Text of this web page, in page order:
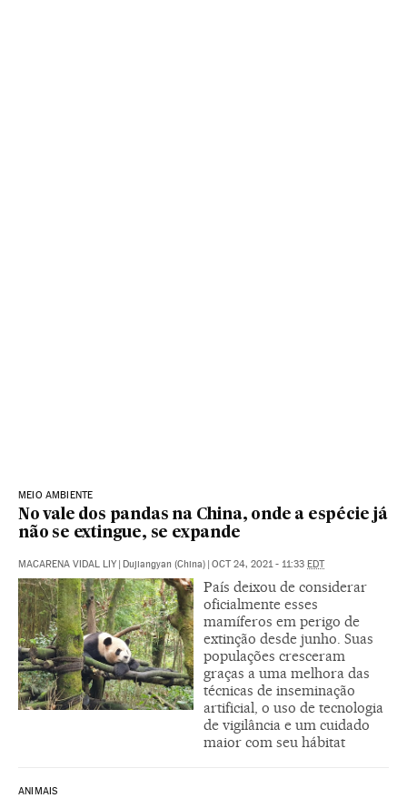
MEIO AMBIENTE
No vale dos pandas na China, onde a espécie já
não se extingue, se expande
MACARENA VIDAL LIY Dujiangyan (China) OCT 24, 2021 - 11:33 EDT
País deixou de considerar
oficialmente esses
mamíferos em perigo de
extinção desde junho. Suas
populações cresceram
graças a uma melhora das
técnicas de inseminação
artificial, o uso de tecnologia
de vigilância e um cuidado
maior com seu hábitat
ANIMAIS